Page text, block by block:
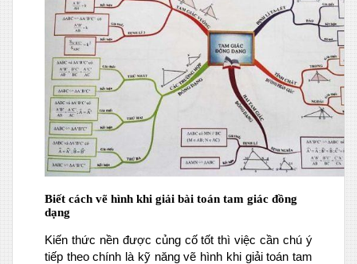
Biết cách vẽ hình khi giải bài toán tam giác đồng
dạng
Kiến thức nền được củng cố tốt thì việc cần chú ý
tiếp theo chính là kỹ năng vẽ hình khi giải toán tam